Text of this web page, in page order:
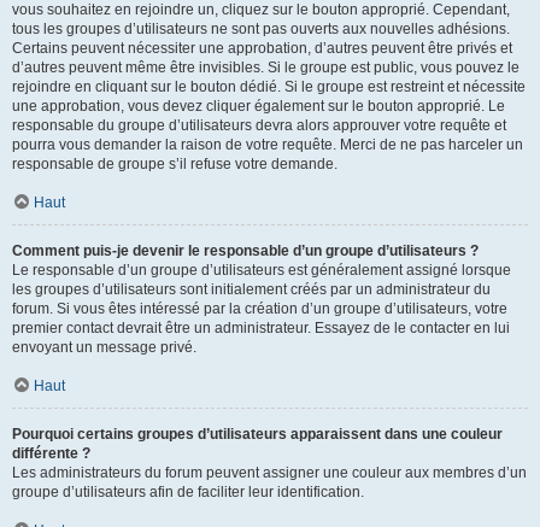
vous souhaitez en rejoindre un, cliquez sur le bouton approprié. Cependant,
tous les groupes d’utilisateurs ne sont pas ouverts aux nouvelles adhésions.
Certains peuvent nécessiter une approbation, d’autres peuvent être privés et
d’autres peuvent même être invisibles. Si le groupe est public, vous pouvez le
rejoindre en cliquant sur le bouton dédié. Si le groupe est restreint et nécessite
une approbation, vous devez cliquer également sur le bouton approprié. Le
responsable du groupe d’utilisateurs devra alors approuver votre requête et
pourra vous demander la raison de votre requête. Merci de ne pas harceler un
responsable de groupe s’il refuse votre demande.
Haut
Comment puis-je devenir le responsable d’un groupe d’utilisateurs ?
Le responsable d’un groupe d’utilisateurs est généralement assigné lorsque
les groupes d’utilisateurs sont initialement créés par un administrateur du
forum. Si vous êtes intéressé par la création d’un groupe d’utilisateurs, votre
premier contact devrait être un administrateur. Essayez de le contacter en lui
envoyant un message privé.
Haut
Pourquoi certains groupes d’utilisateurs apparaissent dans une couleur
différente ?
Les administrateurs du forum peuvent assigner une couleur aux membres d’un
groupe d’utilisateurs afin de faciliter leur identification.